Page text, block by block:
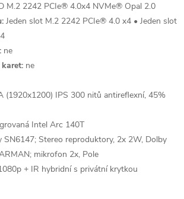
M.2 2242 PCIe® 4.0x4 NVMe® Opal 2.0
Jeden slot M.2 2242 PCIe® 4.0 x4 • Jeden slot
ne
ne
(1920x1200) IPS 300 nitů antireflexní, 45%
Intel Arc 140T
SN6147; Stereo reproduktory, 2x 2W, Dolby
mikrofon 2x, Pole
+ IR hybridní s privátní krytkou